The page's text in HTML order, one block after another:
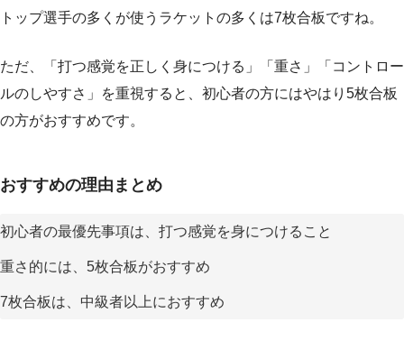
トップ選手の多くが使うラケットの多くは7枚合板ですね。
ただ、「打つ感覚を正しく身につける」「重さ」「コントロー
ルのしやすさ」を重視すると、初心者の方にはやはり5枚合板
の方がおすすめです。
おすすめの理由まとめ
初心者の最優先事項は、打つ感覚を身につけること
重さ的には、5枚合板がおすすめ
7枚合板は、中級者以上におすすめ